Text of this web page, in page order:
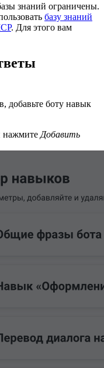
знаний ограничены.
базу знаний
. Для этого вам
добавьте боту навык
нажмите Добавить